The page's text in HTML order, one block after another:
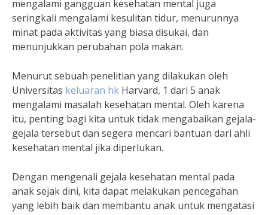
mengalami gangguan kesehatan mental juga
seringkali mengalami kesulitan tidur, menurunnya
minat pada aktivitas yang biasa disukai, dan
menunjukkan perubahan pola makan.
Menurut sebuah penelitian yang dilakukan oleh
Universitas keluaran hk Harvard, 1 dari 5 anak
mengalami masalah kesehatan mental. Oleh karena
itu, penting bagi kita untuk tidak mengabaikan gejala-
gejala tersebut dan segera mencari bantuan dari ahli
kesehatan mental jika diperlukan.
Dengan mengenali gejala kesehatan mental pada
anak sejak dini, kita dapat melakukan pencegahan
yang lebih baik dan membantu anak untuk mengatasi